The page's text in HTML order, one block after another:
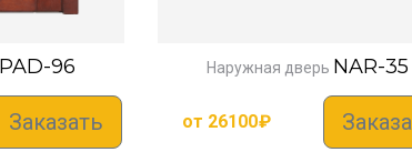
PAD-96
Заказать
Наружная дверь NAR-35
от 26100₽